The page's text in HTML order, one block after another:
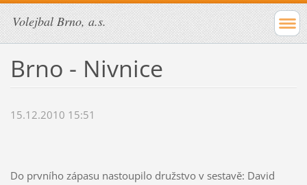
Volejbal Brno, a.s.
Brno - Nivnice
15.12.2010 15:51
Do prvního zápasu nastoupilo družstvo v sestavě: David